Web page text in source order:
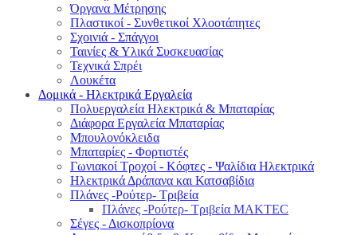
Όργανα Μέτρησης
Πλαστικοί - Συνθετικοί Χλοοτάπητες
Σχοινιά - Σπάγγοι
Ταινίες & Υλικά Συσκευασίας
Τεχνικά Σπρέι
Λουκέτα
Δομικά - Ηλεκτρικά Εργαλεία
Πολυεργαλεία Ηλεκτρικά & Μπαταρίας
Διάφορα Εργαλεία Μπαταρίας
Μπουλονόκλειδα
Μπαταρίες - Φορτιστές
Γωνιακοί Τροχοί - Κόφτες - Ψαλίδια Ηλεκτρικά
Ηλεκτρικά Δράπανα και Κατσαβίδια
Πλάνες -Ρούτερ- Τριβεία
Πλάνες -Ρούτερ- Τριβεία MAKTEC
Σέγες - Δισκοπρίονα